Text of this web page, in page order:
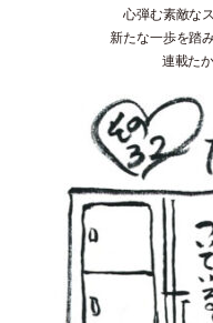
心弾む素敵な
新たな一歩を踏
連載た